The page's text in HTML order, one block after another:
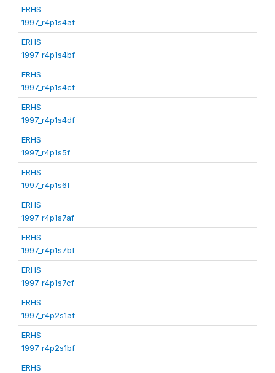
ERHS
1997_r4p1s4af
ERHS
1997_r4p1s4bf
ERHS
1997_r4p1s4cf
ERHS
1997_r4p1s4df
ERHS
1997_r4p1s5f
ERHS
1997_r4p1s6f
ERHS
1997_r4p1s7af
ERHS
1997_r4p1s7bf
ERHS
1997_r4p1s7cf
ERHS
1997_r4p2s1af
ERHS
1997_r4p2s1bf
ERHS